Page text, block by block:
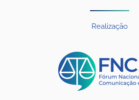
Realização